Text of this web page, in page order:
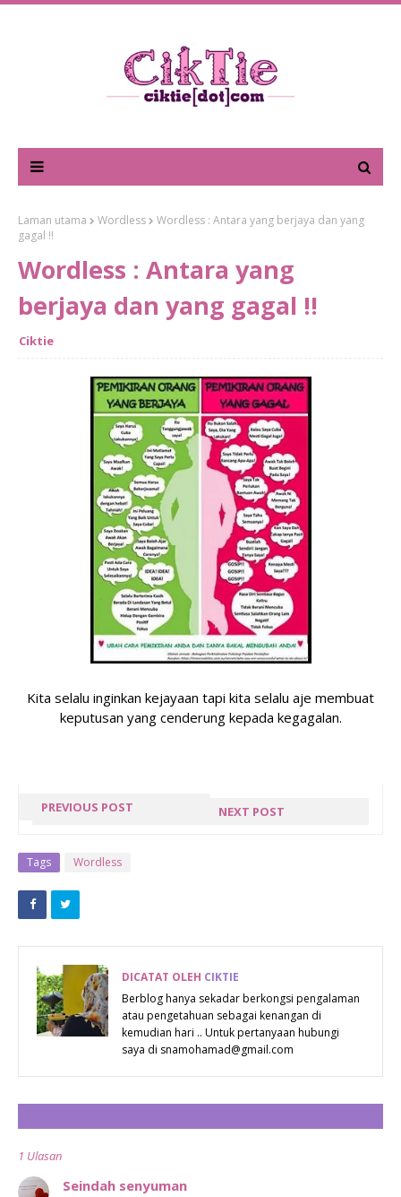
Laman utama Wordless
Wordless : Antara yang berjaya dan yang
gagal !!
Wordless : Antara yang
berjaya dan yang gagal !!
Ciktie
Kita selalu inginkan kejayaan tapi kita selalu aje membuat
keputusan yang cenderung kepada kegagalan.
PREVIOUS POST
ABAIKAN YANG
DIBELAKANGMU
NEXT POST
Tags Wordless
DICATAT OLEH CIKTIE
Berblog hanya sekadar berkongsi pengalaman
atau pengetahuan sebagai kenangan di
kemudian hari .. Untuk pertanyaan hubungi
saya di snamohamad@gmail.com
1 Ulasan
Seindah senyuman